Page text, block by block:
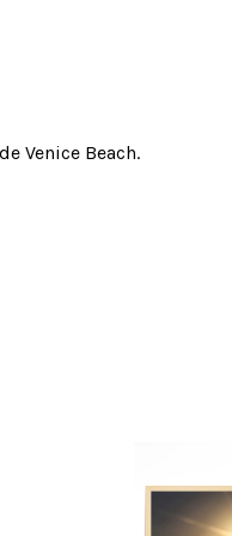
Venice Beach.